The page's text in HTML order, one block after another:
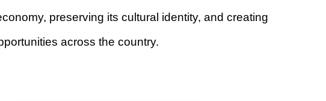
preserving its cultural identity, and creating
across the country.